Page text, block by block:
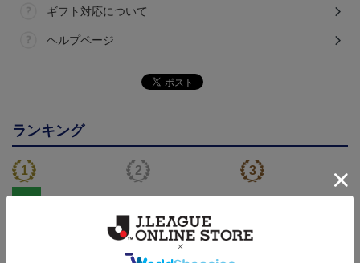
ギフト対応について
ヘルプページ
ランキング